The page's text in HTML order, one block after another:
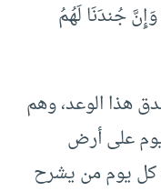
جُندَنَا لَهُمُ
هذا الوعد، وهم
على أرض
كل يوم من يشرح